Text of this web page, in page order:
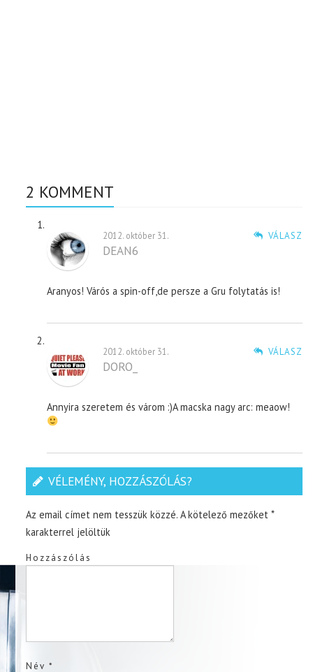
2 KOMMENT
VÁLASZ
2012. október 31.
DEAN6
Aranyos! Várós a spin-off,de persze a Gru folytatás is!
VÁLASZ
2012. október 31.
DORO_
Annyira szeretem és várom :)A macska nagy arc: meaow!
VÉLEMÉNY, HOZZÁSZÓLÁS?
Az email címet nem tesszük közzé. A kötelező mezőket*
karakterrel jelöltük
Hozzászólás
Név*